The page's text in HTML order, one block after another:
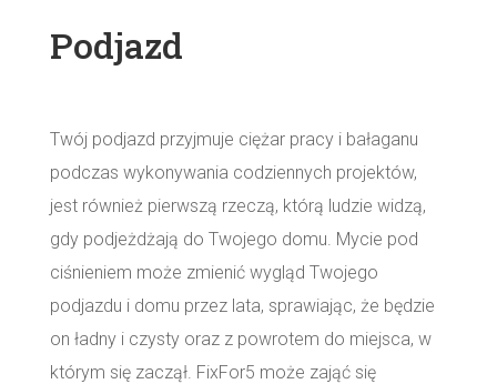
Podjazd
Twój podjazd przyjmuje ciężar pracy i bałaganu
podczas wykonywania codziennych projektów,
jest również pierwszą rzeczą, którą ludzie widzą,
gdy podjeżdżają do Twojego domu. Mycie pod
ciśnieniem może zmienić wygląd Twojego
podjazdu i domu przez lata, sprawiając, że będzie
on ładny i czysty oraz z powrotem do miejsca, w
którym się zaczął. FixFor5 może zająć się